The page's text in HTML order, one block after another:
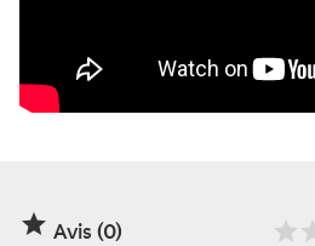
 Avis (0)